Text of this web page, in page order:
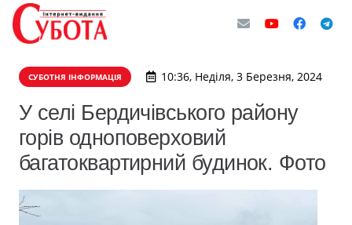
СУБОТНЯ ІНФОРМАЦІЯ 10:36, Неділя, 3 Березня, 2024
У селі Бердичівського району
горів одноповерховий
багатоквартирний будинок. Фото